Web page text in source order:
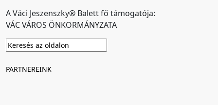
A Váci Jeszenszky® Balett fő támogatója:
VÁC VÁROS ÖNKORMÁNYZATA
PARTNEREINK